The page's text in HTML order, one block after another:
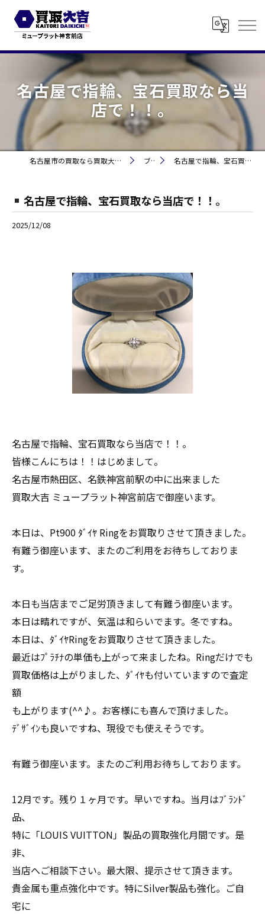
名古屋で指輪、宝石買取なら当
店で！！。
名古屋市の買取なら買取大吉 ミュープラット神宮前 ブログ 名古屋で指輪、宝石買取なら当店で！！。
名古屋で指輪、宝石買取なら当店で！！。
2025/12/08
名古屋で指輪、宝石買取なら当店で！！。
皆様こんにちは！！はじめまして。
名古屋市熱田区、名鉄神宮前駅の中に出来ました
買取大吉 ミュープラット神宮前店で御座います。
本日は、Pt900 ﾀﾞｲﾔ Ringをお買取りさせて頂きました。
有難う御座います、またのご利用をお待ちしておりま
す。
本日も当店までご足労頂きまして有難う御座います。
本日は晴れですが、気温は和らいでます。冬ですね。
本日は、ﾀﾞｲﾔRingをお買取りさせて頂きました。
最近はﾌﾟﾗﾁﾅの単価も上がって来ましたね。Ringだけでも
買取価格は上がりました、ﾀﾞｲﾔも付いていますので査定
額
も上がります(^^♪。お客様にも喜んで頂けました。
ﾃﾞｻﾞｲﾝも良いですね、現役でも使えそうです。
有難う御座います。またのご利用お待ちしております。
12月です。残り１ヶ月です。早いですね。当月はﾌﾞﾗﾝﾄﾞ
品、
特に「LOUIS VUITTON」製品の買取強化月間です。是
非、
当店へご相談下さい。最大限、提示させて頂きます。
貴金属も重点強化中です。特にSilver製品も強化。ご自
宅に